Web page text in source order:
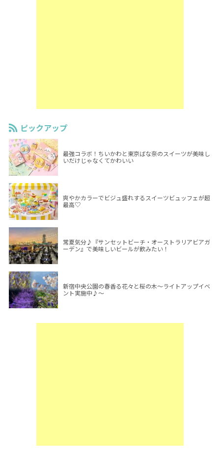
ピックアップ
最強コラボ！ちいかわと東京ばな奈のスイーツが美味し
いだけじゃなくてかわいい
爽やかカラーでビジュ盛れするスイーツビュッフェが超
最高♡
常夏気分♪『サンセットビーチ・オーストラリアビアガ
ーデン』で美味しいビールが飲みたい！
新宿中央公園の春香る花々と桜の木～ライトアップイベ
ント実施中♪～